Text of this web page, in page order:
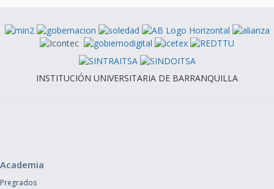
INSTITUCIÓN UNIVERSITARIA DE BARRANQUILLA
Academia
Pregrados